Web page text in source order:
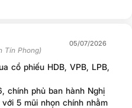
cách thể chế. Điều này cho
trưởng kinh tế 10%/năm.
Tín Phong)
05/07/2026
cổ phiếu HDB, VPB, LPB,
chính phủ ban hành Nghị
5 mũi nhọn chính nhằm